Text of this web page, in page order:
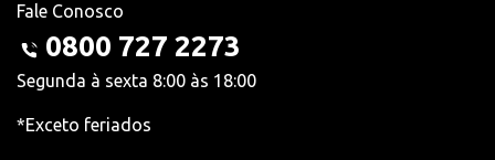
Fale Conosco
0800 727 2273
Segunda à sexta 8:00 às 18:00
*Exceto feriados